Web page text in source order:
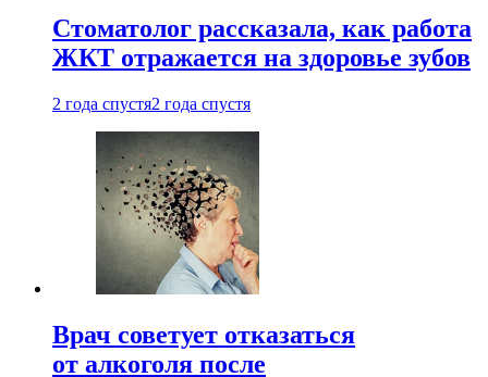
Стоматолог рассказала, как работа
ЖКТ отражается на здоровье зубов
2 года спустя2 года спустя
Врач советует отказаться
от алкоголя после